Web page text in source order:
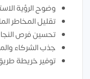
وضوح الرؤية
تقليل المخاطر
تحسين فرص
جذب الشركاء
توفير خريطة